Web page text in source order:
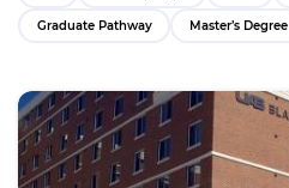
Graduate Pathway Master’s Degree
University of